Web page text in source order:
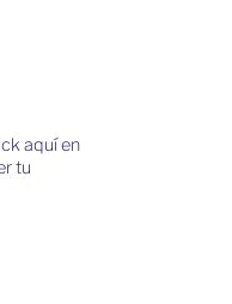
aquí en
tu